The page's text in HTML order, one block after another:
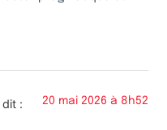
dit : 20 mai 2026 à 8h52